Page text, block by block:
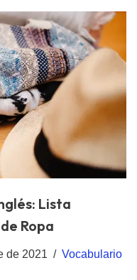
Lista
Ropa
de 2021 Vocabulario